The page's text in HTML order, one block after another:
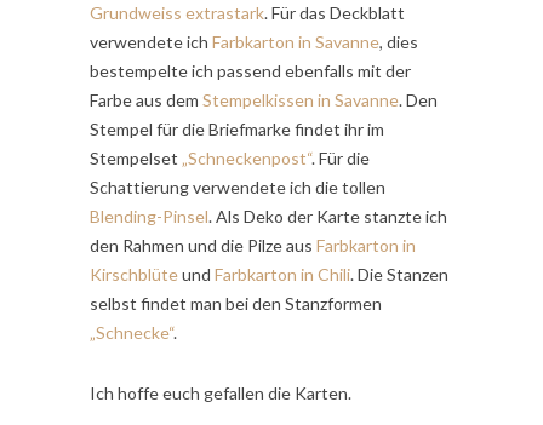
Grundweiss extrastark. Für das Deckblatt
verwendete ich Farbkarton in Savanne, dies
bestempelte ich passend ebenfalls mit der
Farbe aus dem Stempelkissen in Savanne. Den
Stempel für die Briefmarke findet ihr im
Stempelset „Schneckenpost“. Für die
Schattierung verwendete ich die tollen
Blending-Pinsel. Als Deko der Karte stanzte ich
den Rahmen und die Pilze aus Farbkarton in
Kirschblüteund Farbkarton in Chili. Die Stanzen
selbst findet man bei den Stanzformen
„Schnecke“.
Ich hoffe euch gefallen die Karten.